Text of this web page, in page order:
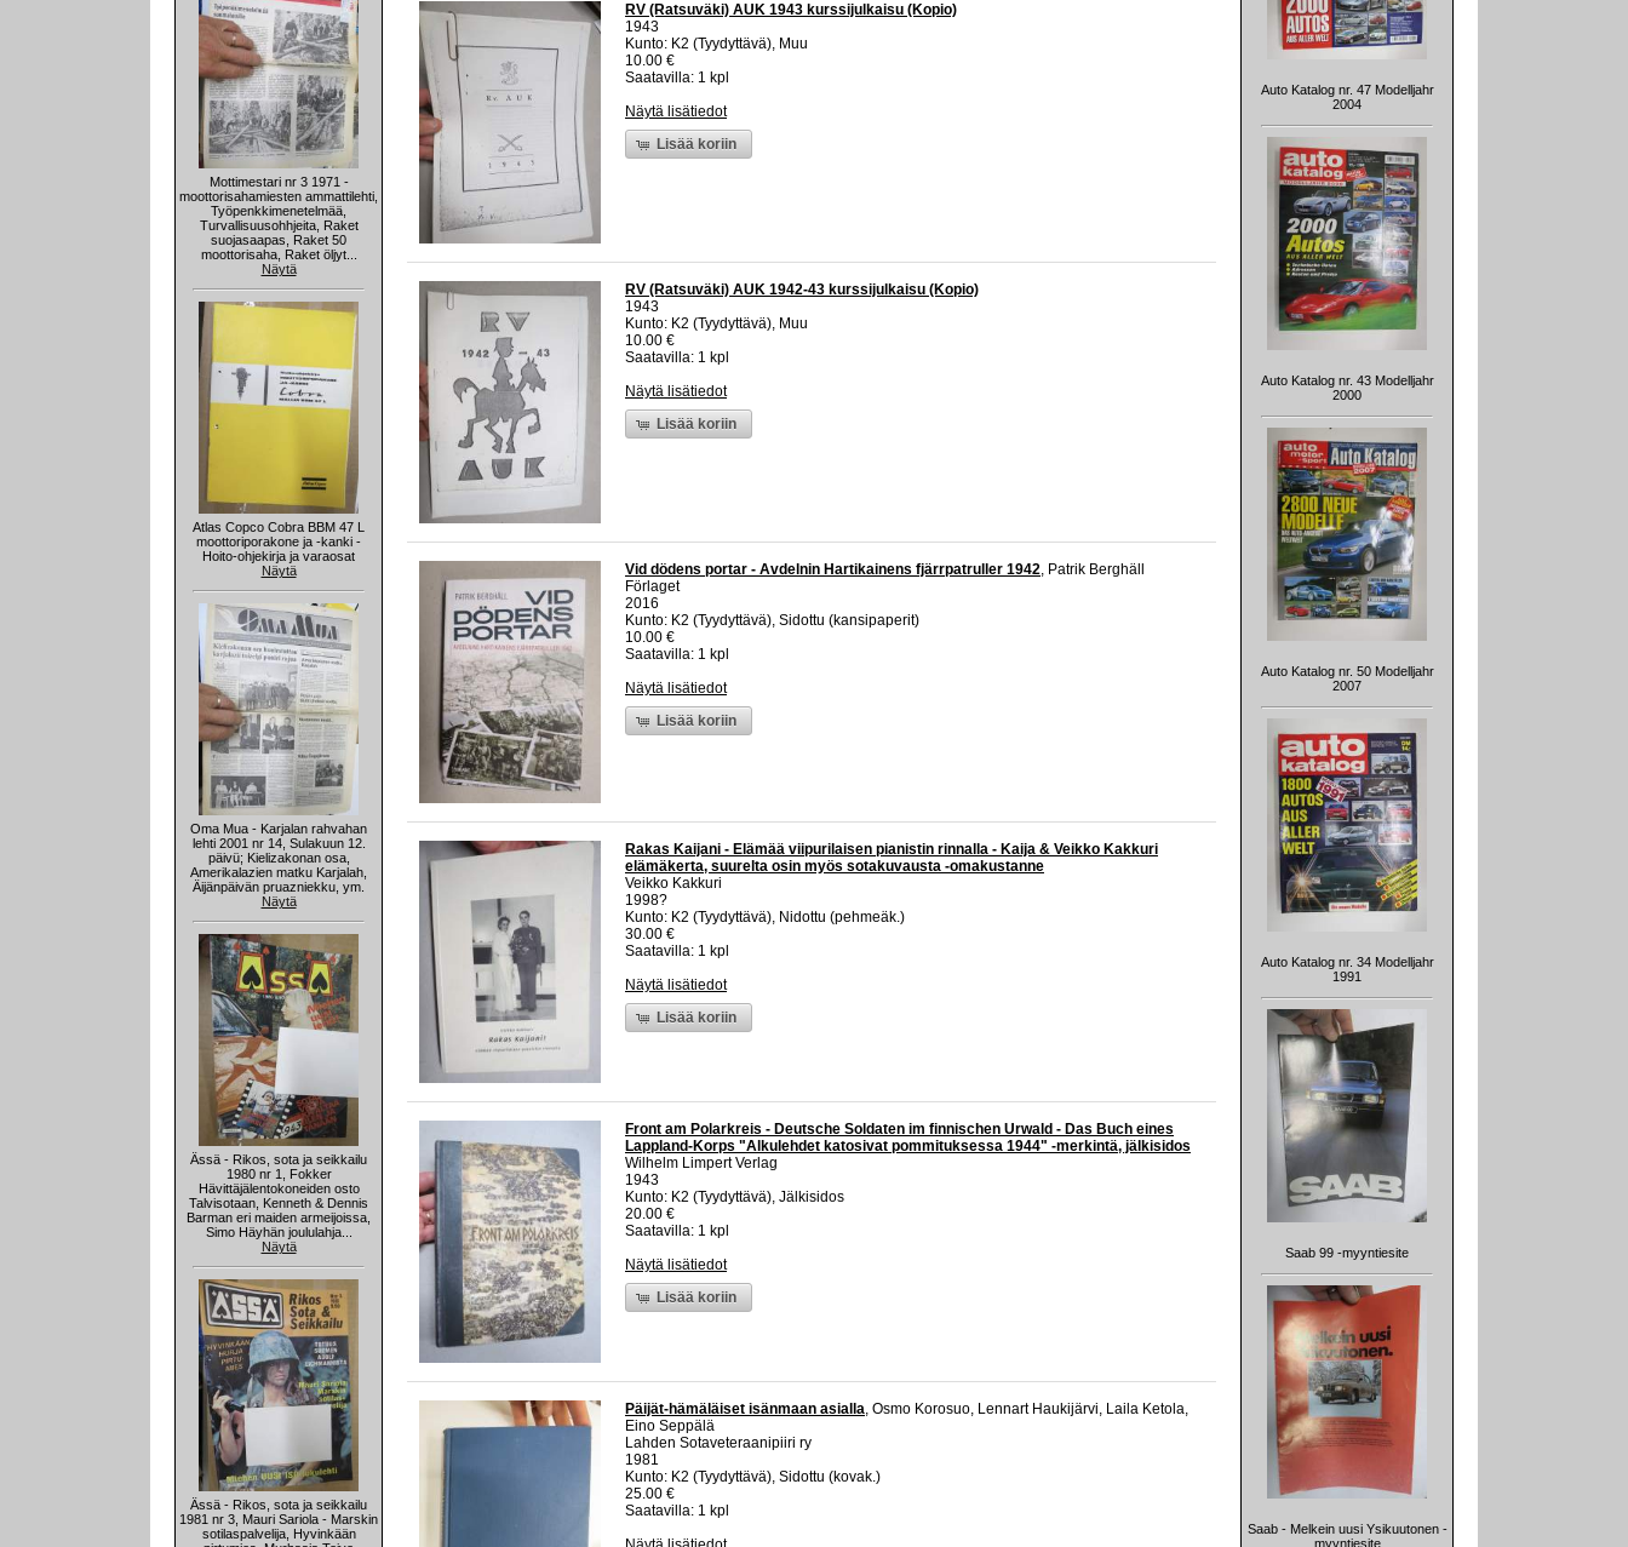
Mottimestari nr 3 1971 -
moottorisahamiesten ammattilehti,
Työpenkkimenetelmää,
Turvallisuusohhjeita, Raket
suojasaapas, Raket 50
moottorisaha, Raket öljyt...
Näytä
Atlas Copco Cobra BBM 47 L
moottoriporakone ja -kanki -
Hoito-ohjekirja ja varaosat
Näytä
Oma Mua - Karjalan rahvahan
lehti 2001 nr 14, Sulakuun 12.
päivü; Kielizakonan osa,
Amerikalazien matku Karjalah,
Äijänpäivän pruazniekku, ym.
Näytä
Ässä - Rikos, sota ja seikkailu
1980 nr 1, Fokker
Hävittäjälentokoneiden osto
Talvisotaan, Kenneth & Dennis
Barman eri maiden armeijoissa,
Simo Häyhän joululahja...
Näytä
Ässä - Rikos, sota ja seikkailu
1981 nr 3, Mauri Sariola - Marskin
sotilaspalvelija, Hyvinkään
RV (Ratsuväki) AUK 1943 kurssijulkaisu (Kopio)
1943
Kunto: K2 (Tyydyttävä), Muu
10.00 €
Saatavilla: 1 kpl
Näytä lisätiedot
Lisää koriin
RV (Ratsuväki) AUK 1942-43 kurssijulkaisu (Kopio)
1943
Kunto: K2 (Tyydyttävä), Muu
10.00 €
Saatavilla: 1 kpl
Näytä lisätiedot
Lisää koriin
Vid dödens portar - Avdelnin Hartikainens fjärrpatruller 1942, Patrik Berghäll
Förlaget
2016
Kunto: K2 (Tyydyttävä), Sidottu (kansipaperit)
10.00 €
Saatavilla: 1 kpl
Näytä lisätiedot
Lisää koriin
Rakas Kaijani - Elämää viipurilaisen pianistin rinnalla - Kaija & Veikko Kakkuri
elämäkerta, suurelta osin myös sotakuvausta -omakustanne
Veikko Kakkuri
1998?
Kunto: K2 (Tyydyttävä), Nidottu (pehmeäk.)
30.00 €
Saatavilla: 1 kpl
Näytä lisätiedot
Lisää koriin
Front am Polarkreis - Deutsche Soldaten im finnischen Urwald - Das Buch eines
Lappland-Korps "Alkulehdet katosivat pommituksessa 1944" -merkintä, jälkisidos
Wilhelm Limpert Verlag
1943
Kunto: K2 (Tyydyttävä), Jälkisidos
20.00 €
Saatavilla: 1 kpl
Näytä lisätiedot
Lisää koriin
Päijät-hämäläiset isänmaan asialla, Osmo Korosuo, Lennart Haukijärvi, Laila Ketola,
Eino Seppälä
Lahden Sotaveteraanipiiri ry
1981
Kunto: K2 (Tyydyttävä), Sidottu (kovak.)
25.00 €
Saatavilla: 1 kpl
Auto Katalog nr. 47 Modelljahr
2004
Auto Katalog nr. 43 Modelljahr
2000
Auto Katalog nr. 50 Modelljahr
2007
Auto Katalog nr. 34 Modelljahr
1991
Saab 99 -myyntiesite
Saab - Melkein uusi Ysikuutonen -
myyntiesite